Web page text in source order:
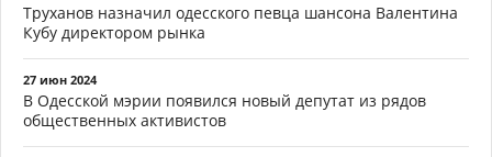
Труханов назначил одесского певца шансона Валентина
Кубу директором рынка
27 июн 2024
В Одесской мэрии появился новый депутат из рядов
общественных активистов